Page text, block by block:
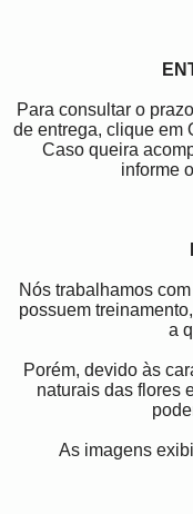
Para consultar o
de entrega, clique em
Caso queira
informe
Nós trabalhamos
possuem
a
Porém, devido às
naturais das flores
As imagens